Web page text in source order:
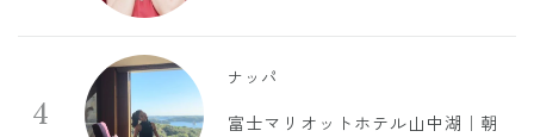
4
ナッパ
富士マリオットホテル山中湖｜朝